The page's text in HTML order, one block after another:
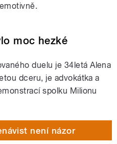
moc hezké
duelu je 34letá Alena
dceru, je advokátka a
spolku Milionu
není názor